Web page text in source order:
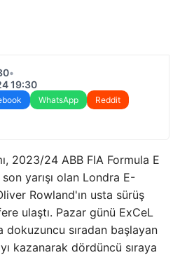
•
19:30
WhatsApp
Reddit
2023/24 ABB FIA Formula E
yarışı olan Londra E-
Rowland'ın usta sürüş
ulaştı. Pazar günü ExCeL
dokuzuncu sıradan başlayan
kazanarak dördüncü sıraya